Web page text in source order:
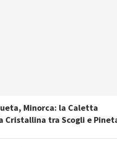
Minorca: la Caletta
Cristallina tra Scogli e